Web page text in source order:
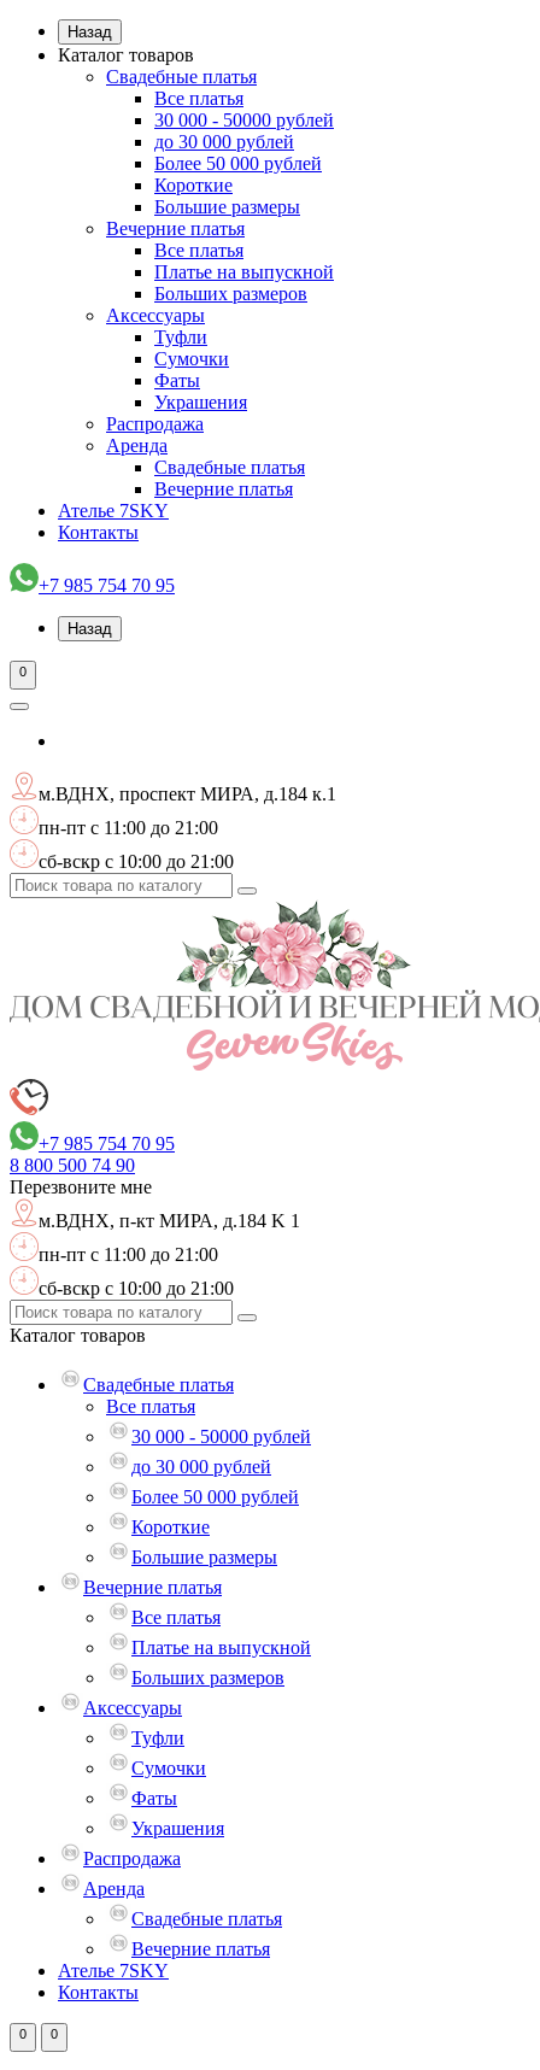
Назад
Каталог товаров
Свадебные платья
Все платья
30 000 - 50000 рублей
до 30 000 рублей
Более 50 000 рублей
Короткие
Большие размеры
Вечерние платья
Все платья
Платье на выпускной
Больших размеров
Аксессуары
Туфли
Сумочки
Фаты
Украшения
Распродажа
Аренда
Свадебные платья
Вечерние платья
Ателье 7SKY
Контакты
+7 985 754 70 95
Назад
0
м.ВДНХ, проспект МИРА, д.184 к.1
пн-пт с 11:00 до 21:00
сб-вскр с 10:00 до 21:00
+7 985 754 70 95
8 800 500 74 90
Перезвоните мне
м.ВДНХ, п-кт МИРА, д.184 K 1
пн-пт с 11:00 до 21:00
сб-вскр с 10:00 до 21:00
Каталог товаров
Свадебные платья
Все платья
30 000 - 50000 рублей
до 30 000 рублей
Более 50 000 рублей
Короткие
Большие размеры
Вечерние платья
Все платья
Платье на выпускной
Больших размеров
Аксессуары
Туфли
Сумочки
Фаты
Украшения
Распродажа
Аренда
Свадебные платья
Вечерние платья
Ателье 7SKY
Контакты
0 0